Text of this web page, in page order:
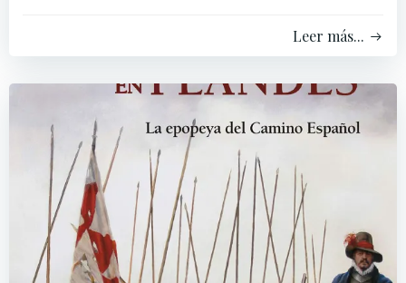
Leer más...